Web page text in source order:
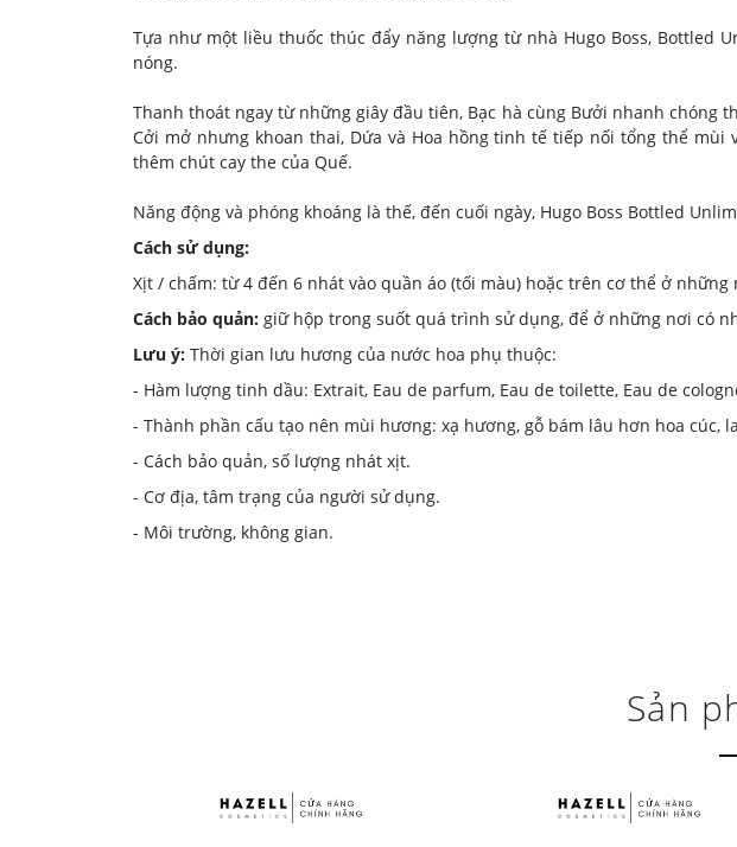
Tựa như một liều thuốc thúc đẩy năng lượng từ nhà Hugo Boss, Bottled
nóng.
Thanh thoát ngay từ những giây đầu tiên, Bạc hà cùng Bưởi nhanh
Cởi mở nhưng khoan thai, Dứa và Hoa hồng tinh tế tiếp nối tổng thể
thêm chút cay the của Quế.
Năng động và phóng khoáng là thế, đến cuối ngày, Hugo Boss Bottled
Cách sử dụng:
Xịt / chấm: từ 4 đến 6 nhát vào quần áo (tối màu) hoặc trên cơ thể ở
Cách bảo quản: giữ hộp trong suốt quá trình sử dụng, để ở những nơi có
Lưu ý: Thời gian lưu hương của nước hoa phụ thuộc:
- Hàm lượng tinh dầu: Extrait, Eau de parfum, Eau de toilette, Eau de
- Thành phần cấu tạo nên mùi hương: xạ hương, gỗ bám lâu hơn hoa cúc,
- Cách bảo quản, số lượng nhát xịt.
- Cơ địa, tâm trạng của người sử dụng.
- Môi trường, không gian.
Sản